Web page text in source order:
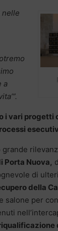
nelle
a
i vari progetti
Porta Nuova,
di
della
salone per